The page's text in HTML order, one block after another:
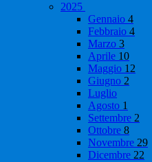
2025
Gennaio 4
Febbraio 4
Marzo 3
Aprile 10
Maggio 12
Giugno 2
Luglio
Agosto 1
Settembre 2
Ottobre 8
Novembre 29
Dicembre 22